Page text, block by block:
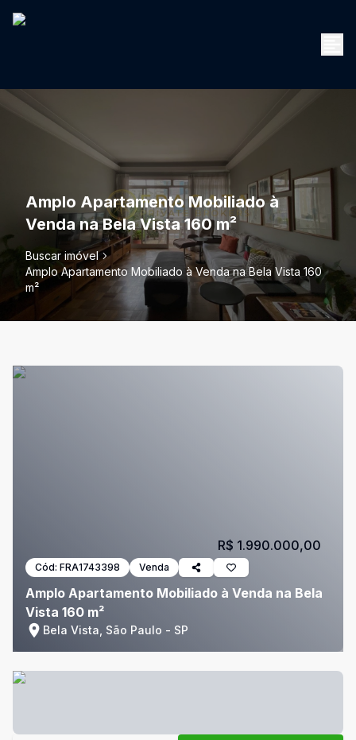
Amplo Apartamento Mobiliado à
Venda na Bela Vista 160 m²
Buscar imóvel
Amplo Apartamento Mobiliado à Venda na Bela Vista 160
m²
Cód: FRA1743398 Venda
Amplo Apartamento Mobiliado à Venda na Bela
Vista 160 m²
Bela Vista, São Paulo - SP
R$ 1.990.000,00